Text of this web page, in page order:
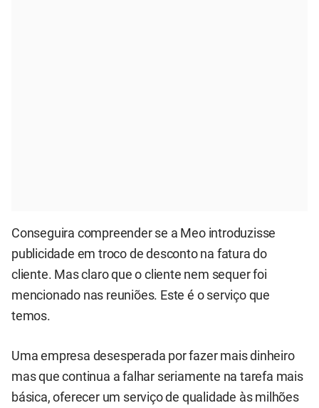
Conseguira compreender se a Meo introduzisse
publicidade em troco de desconto na fatura do
cliente. Mas claro que o cliente nem sequer foi
mencionado nas reuniões. Este é o serviço que
temos.
Uma empresa desesperada por fazer mais dinheiro
mas que continua a falhar seriamente na tarefa mais
básica, oferecer um serviço de qualidade às milhões